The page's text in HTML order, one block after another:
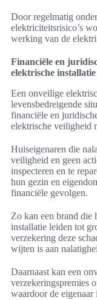
Door regelmatig
elektriciteitsrisico’s
werking van de
Financiële en
elektrische installatie
Een onveilige
levensbedreigende
financiële en
elektrische veiligheid
Huiseigenaren die
veiligheid en geen
inspecteren en te
hun gezin en
financiële gevolgen.
Zo kan een brand die
installatie leiden tot
verzekering deze
wijten is aan
Daarnaast kan een
verzekeringspremies
waardoor de